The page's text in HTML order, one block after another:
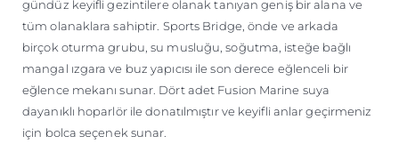
gündüz keyifli gezintilere olanak tanıyan geniş bir alana ve
tüm olanaklara sahiptir. Sports Bridge, önde ve arkada
birçok oturma grubu, su musluğu, soğutma, isteğe bağlı
mangal ızgara ve buz yapıcısı ile son derece eğlenceli bir
eğlence mekanı sunar. Dört adet Fusion Marine suya
dayanıklı hoparlör ile donatılmıştır ve keyifli anlar geçirmeniz
için bolca seçenek sunar.